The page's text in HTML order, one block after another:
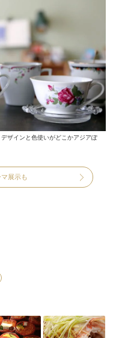
ザインと色使いがどこかアジアぽ
展示も